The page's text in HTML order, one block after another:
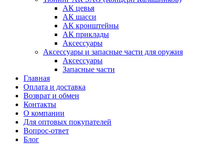
АК цевья
АК шасси
АК кронштейны
АК приклады
Аксессуары
Аксессуары и запасные части для оружия
Аксессуары
Запасные части
Главная
Оплата и доставка
Возврат и обмен
Контакты
О компании
Для оптовых покупателей
Вопрос-ответ
Блог